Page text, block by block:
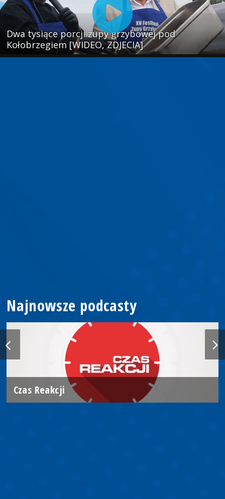
Dwa tysiące porcji zupy grzybowej pod
Kołobrzegiem [WIDEO, ZDJECIA]
Najnowsze podcasty
Czas Reakcji